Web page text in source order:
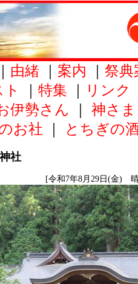
由緒 案内
祭典
特集 リンク
伊勢さん 神さま
お社 とちぎの
社
[令和7年8月29日(金)